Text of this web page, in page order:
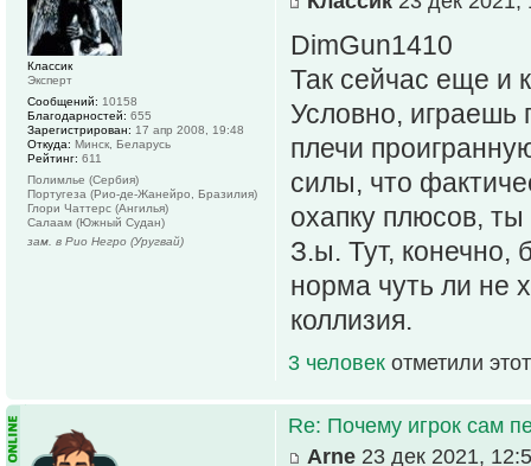
DimGun1410
Так сейчас еще и
Условно, играешь
плечи
силы, что
охапку плюсов,
З.ы. Тут, конечно,
норма чуть ли не
коллизия.
3 человек отметили
Классик
Эксперт
Сообщений: 10158
Благодарностей: 655
Зарегистрирован: 17 апр 2008, 19:48
Откуда: Минск, Беларусь
Рейтинг: 611
Полимлье (Сербия)
Португеза (Рио-де-Жанейро, Бразилия)
Глори Чаттерс (Ангилья)
Салаам (Южный Судан)
зам. в Рио Негро (Уругвай)
Re: Почему игрок сам
Arne 23 дек 2021,